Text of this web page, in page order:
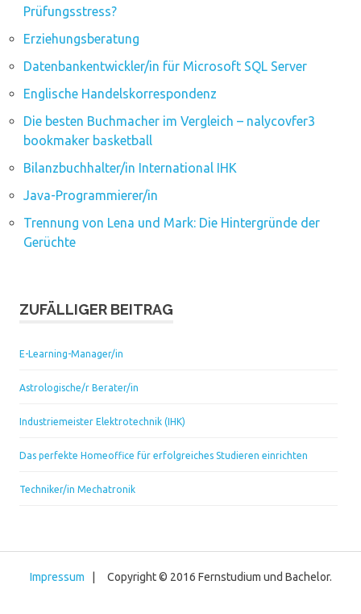
Prüfungsstress?
Erziehungsberatung
Datenbankentwickler/in für Microsoft SQL Server
Englische Handelskorrespondenz
Die besten Buchmacher im Vergleich – nalycovfer3
bookmaker basketball
Bilanzbuchhalter/in International IHK
Java-Programmierer/in
Trennung von Lena und Mark: Die Hintergründe der
Gerüchte
ZUFÄLLIGER BEITRAG
E-Learning-Manager/in
Astrologische/r Berater/in
Industriemeister Elektrotechnik (IHK)
Das perfekte Homeoffice für erfolgreiches Studieren einrichten
Techniker/in Mechatronik
Impressum | Copyright © 2016 Fernstudium und Bachelor.